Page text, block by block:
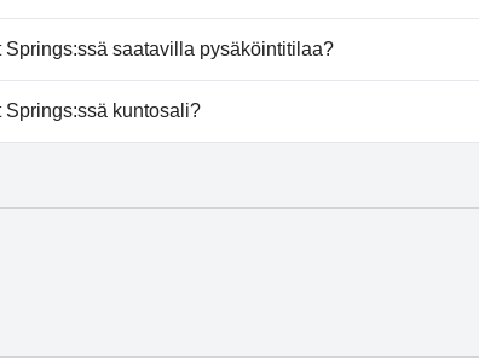
Springs toivottaa koirat tervetulleiksi.
Springs:ssä saatavilla pysäköintitilaa?
Springs tarjoaa pysäköintimahdollisuuden.
Springs:ssä kuntosali?